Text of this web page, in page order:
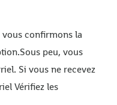
confirmons la
peu, vous
Si vous ne recevez
Vérifiez les